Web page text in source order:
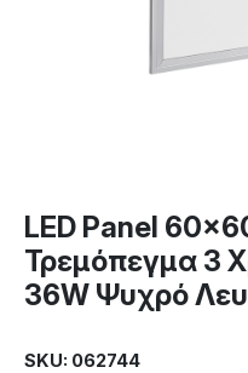
LED Panel
Τρεμόπεγμα 3
36W Ψυχρό
SKU: 062744